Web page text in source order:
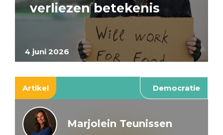
4 juni 2026
verliezen betekenis
Artikel Democratie
Marjolein Teunissen